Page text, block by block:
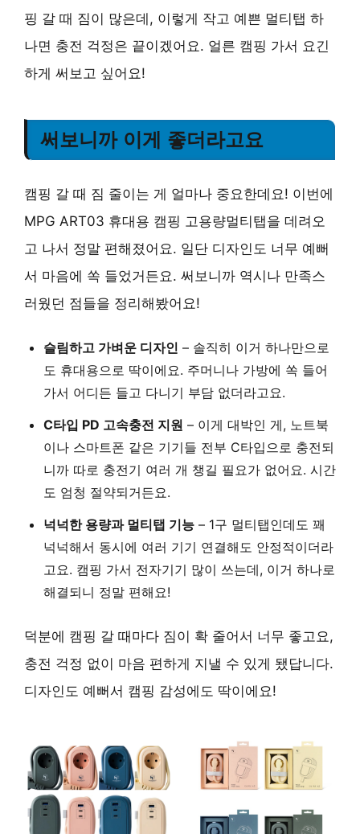
핑 갈 때 짐이 많은데, 이렇게 작고 예쁜 멀티탭 하
나면 충전 걱정은 끝이겠어요. 얼른 캠핑 가서 요긴
하게 써보고 싶어요!
써보니까 이게 좋더라고요
캠핑 갈 때 짐 줄이는 게 얼마나 중요한데요! 이번에
MPG ART03 휴대용 캠핑 고용량멀티탭을 데려오
고 나서 정말 편해졌어요. 일단 디자인도 너무 예뻐
서 마음에 쏙 들었거든요. 써보니까 역시나 만족스
러웠던 점들을 정리해봤어요!
슬림하고 가벼운 디자인 – 솔직히 이거 하나만으로
도 휴대용으로 딱이에요. 주머니나 가방에 쏙 들어
가서 어디든 들고 다니기 부담 없더라고요.
C타입 PD 고속충전 지원 – 이게 대박인 게, 노트북
이나 스마트폰 같은 기기들 전부 C타입으로 충전되
니까 따로 충전기 여러 개 챙길 필요가 없어요. 시간
도 엄청 절약되거든요.
넉넉한 용량과 멀티탭 기능 – 1구 멀티탭인데도 꽤
넉넉해서 동시에 여러 기기 연결해도 안정적이더라
고요. 캠핑 가서 전자기기 많이 쓰는데, 이거 하나로
해결되니 정말 편해요!
덕분에 캠핑 갈 때마다 짐이 확 줄어서 너무 좋고요,
충전 걱정 없이 마음 편하게 지낼 수 있게 됐답니다.
디자인도 예뻐서 캠핑 감성에도 딱이에요!